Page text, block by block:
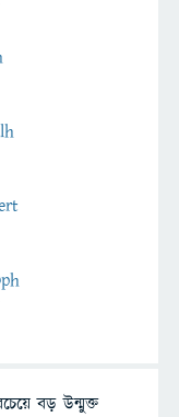
বড় উন্মুক্ত